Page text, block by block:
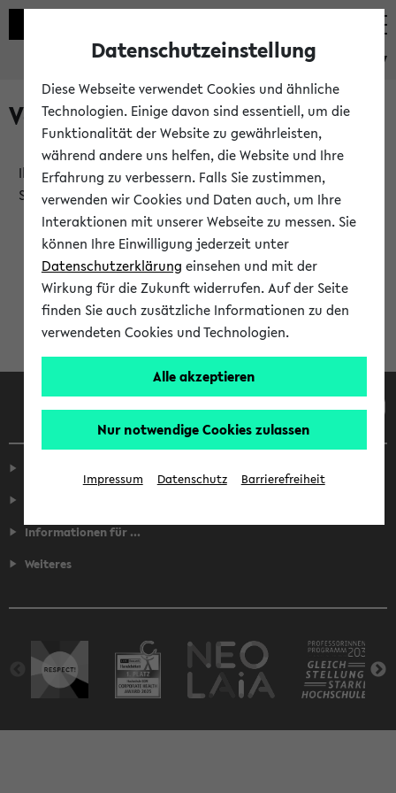
eKVV
Verlauf
Ihr Verlauf ist leer. Er wird sich im Verlauf Ihrer eKVV
Sitzung füllen.
Informationen für ...
Weiteres
Datenschutzeinstellung
Diese Webseite verwendet Cookies und ähnliche
Technologien. Einige davon sind essentiell, um die
Funktionalität der Website zu gewährleisten,
während andere uns helfen, die Website und Ihre
Erfahrung zu verbessern. Falls Sie zustimmen,
verwenden wir Cookies und Daten auch, um Ihre
Interaktionen mit unserer Webseite zu messen. Sie
können Ihre Einwilligung jederzeit unter
Datenschutzerklärung einsehen und mit der
Wirkung für die Zukunft widerrufen. Auf der Seite
finden Sie auch zusätzliche Informationen zu den
verwendeten Cookies und Technologien.
Alle akzeptieren
Nur notwendige Cookies zulassen
Impressum Datenschutz Barrierefreiheit